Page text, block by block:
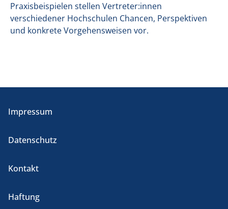
Praxisbeispielen stellen Vertreter:innen
verschiedener Hochschulen Chancen, Perspektiven
und konkrete Vorgehensweisen vor.
Impressum
Datenschutz
Kontakt
Haftung